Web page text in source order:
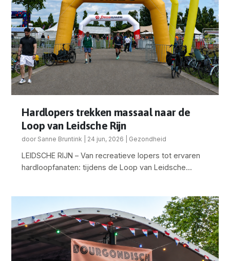
Hardlopers trekken massaal naar de
Loop van Leidsche Rijn
door Sanne Bruntink 24 jun, 2026 Gezondheid
LEIDSCHE RIJN – Van recreatieve lopers tot ervaren
hardloopfanaten: tijdens de Loop van Leidsche...